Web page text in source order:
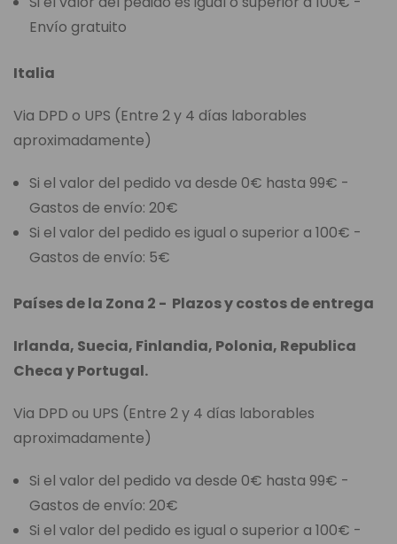
Envío gratuito
Italia
Via DPD o UPS (Entre 2 y 4 días laborables
aproximadamente)
Si el valor del pedido va desde 0€ hasta 99€ -
Gastos de envío: 20€
Si el valor del pedido es igual o superior a 100€ -
Gastos de envío: 5€
Países de la Zona 2 - Plazos y costos de entrega
Irlanda, Suecia, Finlandia, Polonia, Republica
Checa y Portugal.
Via DPD ou UPS (Entre 2 y 4 días laborables
aproximadamente)
Si el valor del pedido va desde 0€ hasta 99€ -
Gastos de envío: 20€
Si el valor del pedido es igual o superior a 100€ -